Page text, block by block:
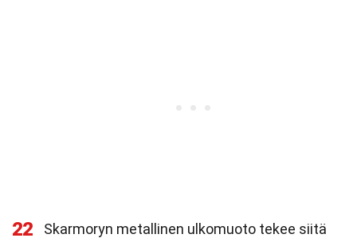
22 Skarmoryn metallinen ulkomuoto tekee siitä